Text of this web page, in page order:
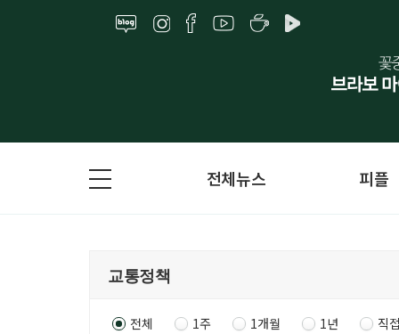
전체뉴스 피플
전체 1주 1개월 1년 직